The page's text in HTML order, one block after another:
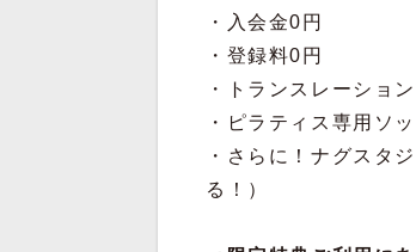
・入会金0円
・登録料0円
・トランスレーショ
・ピラティス専用ソ
・さらに！ナグスタ
る！）